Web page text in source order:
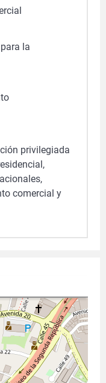
la
privilegiada
comercial y